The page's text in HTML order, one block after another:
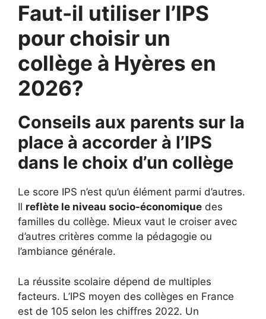
Faut-il utiliser l’IPS
pour choisir un
collège à Hyères en
2026?
Conseils aux parents sur la
place à accorder à l’IPS
dans le choix d’un collège
Le score IPS n’est qu’un élément parmi d’autres.
Il reflète le niveau socio-économique des
familles du collège. Mieux vaut le croiser avec
d’autres critères comme la pédagogie ou
l’ambiance générale.
La réussite scolaire dépend de multiples
facteurs. L’IPS moyen des collèges en France
est de 105 selon les chiffres 2022. Un